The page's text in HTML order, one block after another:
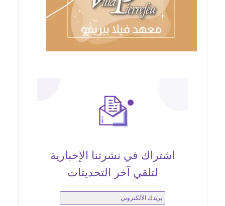
اشتراك في نشرتنا الإخبارية
لتلقي آخر التحديثات